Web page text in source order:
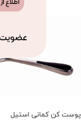
پوست کن کمانی استیل